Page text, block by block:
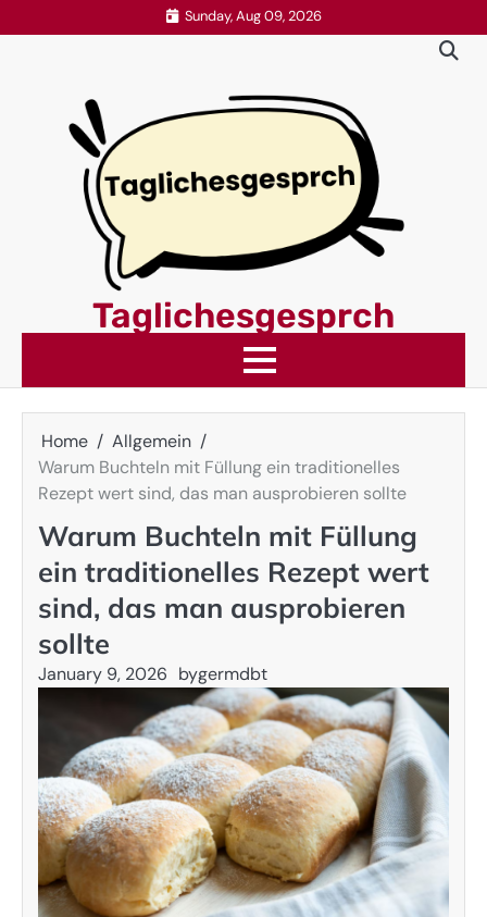
to
Sunday, Aug 09, 2026
Taglichesgesprch
Home
Allgemein
Warum Buchteln mit Füllung ein traditionelles
Rezept wert sind, das man ausprobieren sollte
Warum Buchteln mit Füllung
ein traditionelles Rezept wert
sind, das man ausprobieren
sollte
January 9, 2026 bygermdbt